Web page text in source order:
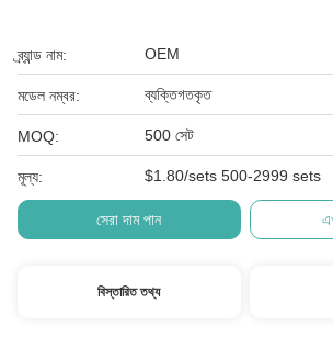
ব্র্যান্ড নাম: OEM
মডেল নম্বর: ব্যক্তিগতকৃত
MOQ: 500 সেট
মূল্য: $1.80/sets 500-2999 sets
সেরা দাম পান
বিস্তারিত তথ্য